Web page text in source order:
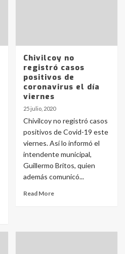
Chivilcoy no
registró casos
positivos de
coronavirus el día
viernes
25 julio, 2020
Chivilcoy no registró casos
positivos de Covid-19 este
viernes. Así lo informó el
intendente municipal,
Guillermo Britos, quien
además comunicó...
Read More